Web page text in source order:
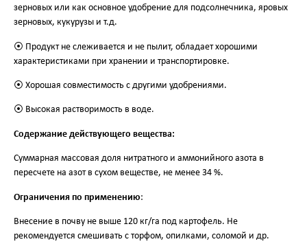
зерновых или как основное удобрение для подсолнечника, яровых
зерновых, кукурузы и т.д.
⦿ Продукт не слеживается и не пылит, обладает хорошими
характеристиками при хранении и транспортировке.
⦿ Хорошая совместимость с другими удобрениями.
⦿ Высокая растворимость в воде.
Содержание действующего вещества:
Суммарная массовая доля нитратного и аммонийного азота в
пересчете на азот в сухом веществе, не менее 34 %.
Ограничения по применению:
Внесение в почву не выше 120 кг/га под картофель. Не
рекомендуется смешивать с торфом, опилками, соломой и др.